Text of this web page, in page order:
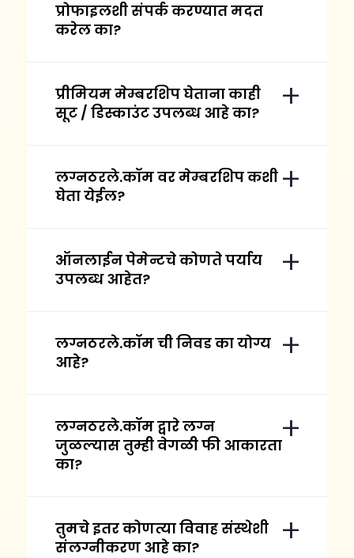
प्रोफाइलशी संपर्क करण्यात मदत
करेल का?
प्रीमियम मेम्बरशिप घेताना काही
सूट / डिस्काउंट उपलब्ध आहे का?
लग्नठरले.कॉम वर मेम्बरशिप कशी
घेता येईल?
ऑनलाईन पेमेन्टचे कोणते पर्याय
उपलब्ध आहेत?
लग्नठरले.कॉम ची निवड का योग्य
आहे?
लग्नठरले.कॉम द्वारे लग्न
जुळल्यास तुम्ही वेगळी फी आकारता
का?
तुमचे इतर कोणत्या विवाह संस्थेशी
संलग्नीकरण आहे का?